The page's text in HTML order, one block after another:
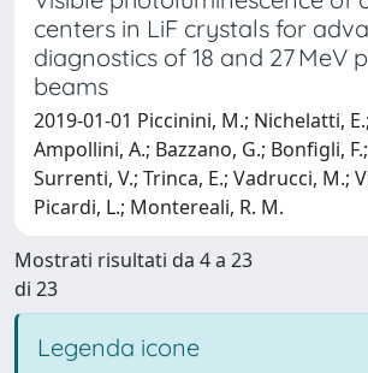
centers in LiF crystals for
diagnostics of 18 and 27 MeV
beams
2019-01-01 Piccinini, M.; Nichelatti,
Ampollini, A.; Bazzano, G.; Bonfigli,
Surrenti, V.; Trinca, E.; Vadrucci, M.;
Picardi, L.; Montereali, R. M.
Mostrati risultati da 4 a 23
di 23
Legenda icone